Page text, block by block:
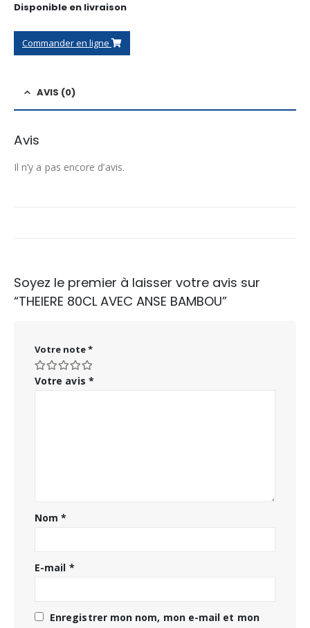
Disponible en livraison
Commander en ligne
AVIS (0)
Avis
Il n’y a pas encore d’avis.
Soyez le premier à laisser votre avis sur
“THEIERE 80CL AVEC ANSE BAMBOU”
Votre note*
Votre avis *
Nom*
E-mail *
Enregistrer mon nom, mon e-mail et mon